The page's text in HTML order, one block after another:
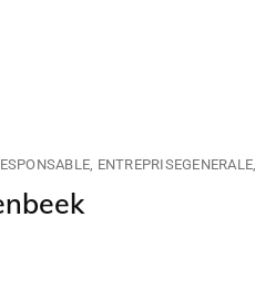
ENTREPRISEGENERALE